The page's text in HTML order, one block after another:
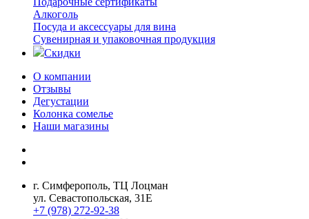
Алкоголь
Посуда и аксессуары для вина
Сувенирная и упаковочная продукция
Скидки
О компании
Отзывы
Дегустации
Колонка сомелье
Наши магазины
г. Симферополь, ТЦ Лоцман
ул. Севастопольская, 31Е
+7 (978) 272-92-38